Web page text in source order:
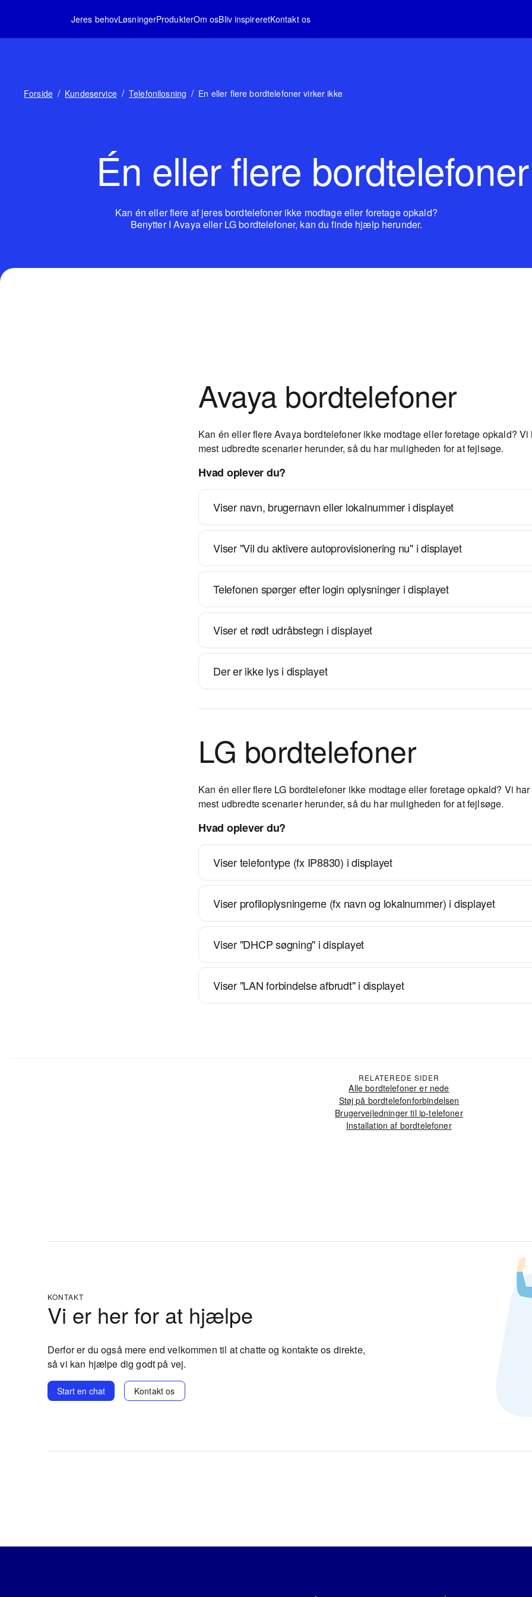
Jeres behovLøsningerProdukterOm osBliv inspireretKontakt os
Forside / Kundeservice / Telefonilosning / En eller flere bordtelefoner virker ikke
Én eller flere
Kan én eller flere af jeres bordtelefoner ikke modtage eller foretage opkald?
Benytter I Avaya eller LG bordtelefoner, kan du finde hjælp herunder.
Avaya bordtelefoner
Kan én eller flere Avaya bordtelefoner ikke modtage eller foretage opkald?
mest udbredte scenarier herunder, så du har muligheden for at fejlsøge.
Hvad oplever du?
Viser navn, brugernavn eller lokalnummer i displayet
Viser "Vil du aktivere autoprovisionering nu" i displayet
Telefonen spørger efter login oplysninger i displayet
Viser et rødt udråbstegn i displayet
Der er ikke lys i displayet
LG bordtelefoner
Kan én eller flere LG bordtelefoner ikke modtage eller foretage opkald? Vi
mest udbredte scenarier herunder, så du har muligheden for at fejlsøge.
Hvad oplever du?
Viser telefontype (fx IP8830) i displayet
Viser profiloplysningerne (fx navn og lokalnummer) i displayet
Viser "DHCP søgning" i displayet
Viser "LAN forbindelse afbrudt" i displayet
RELATEREDE SIDER
Alle bordtelefoner er nede
Støj på bordtelefonforbindelsen
Brugervejledninger til ip-telefoner
Installation af bordtelefoner
KONTAKT
Vi er her for at hjælpe
Derfor er du også mere end velkommen til at chatte og kontakte os direkte,
så vi kan hjælpe dig godt på vej.
Start en chat Kontakt os